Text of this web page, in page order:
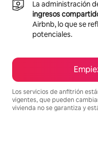
La administración
ingresos
Airbnb, lo que se
potenciales.
Los servicios de anfitrión
vigentes, que pueden
vivienda no se garantiza y